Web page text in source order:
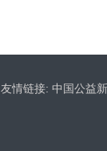
友情链接: 中国公益